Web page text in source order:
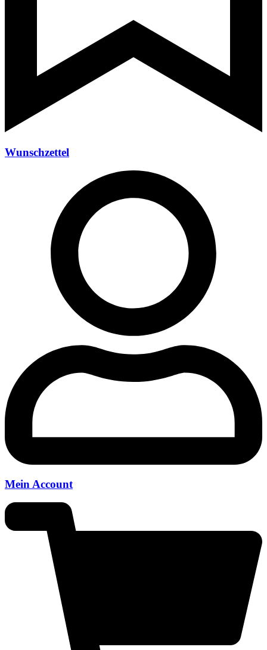
Wunschzettel
Mein Account